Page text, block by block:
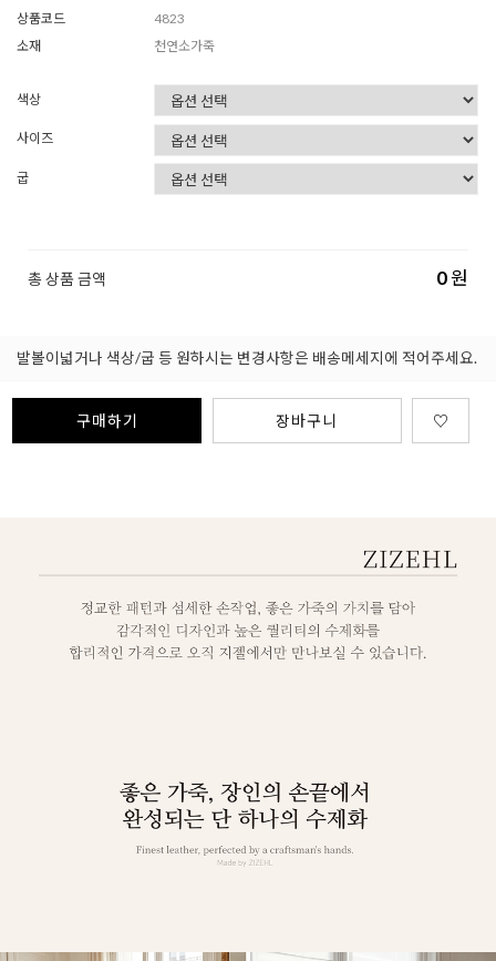
상품코드
4823
소재
천연소가죽
색상
사이즈
굽
총 상품 금액 0원
발볼이넓거나 색상/굽 등 원하시는 변경사항은 배송메세지에 적어주세요.
구매하기 장바구니 ♡